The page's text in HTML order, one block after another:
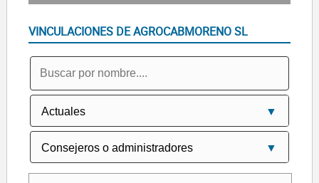
VINCULACIONES DE AGROCABMORENO SL